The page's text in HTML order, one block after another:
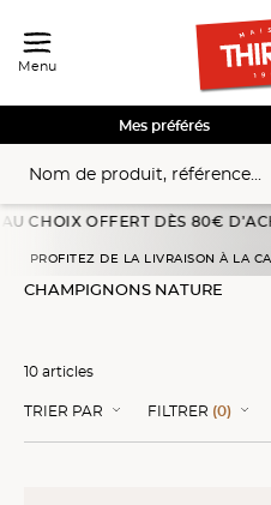
Menu Total de mes achats
Voir
Voir
Voir
Voir
Mes préférés
OFFERT DÈS 80€ D’ACHAT !
PROFITEZ DE LA LIVRAISON À LA
CHAMPIGNONS NATURE
10 articles
TRIER PAR FILTRER (0)